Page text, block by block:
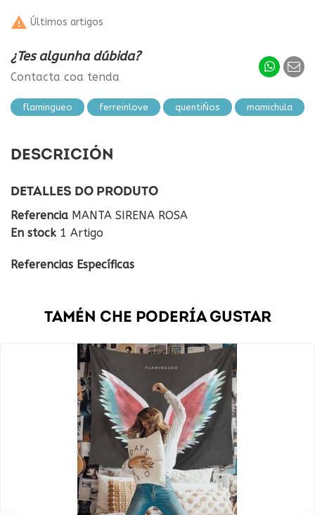
 Últimos artigos
¿Tes algunha dúbida?
Contacta coa tenda
flamingueo ferreinlove quentiÑos mamichula
DESCRICIÓN
DETALLES DO PRODUTO
Referencia MANTA SIRENA ROSA
En stock 1 Artigo
Referencias Específicas
TAMÉN CHE PODERÍA GUSTAR